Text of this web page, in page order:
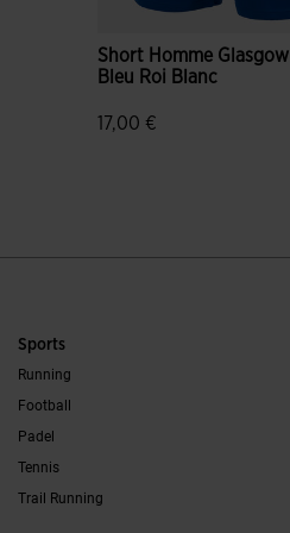
Short Homme Glasgow
Bleu Roi Blanc
17,00 €
Sports
Running
Football
Padel
Tennis
Trail Running